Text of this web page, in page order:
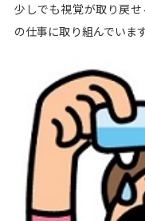
少しでも視覚が取り戻
の仕事に取り組んでいます